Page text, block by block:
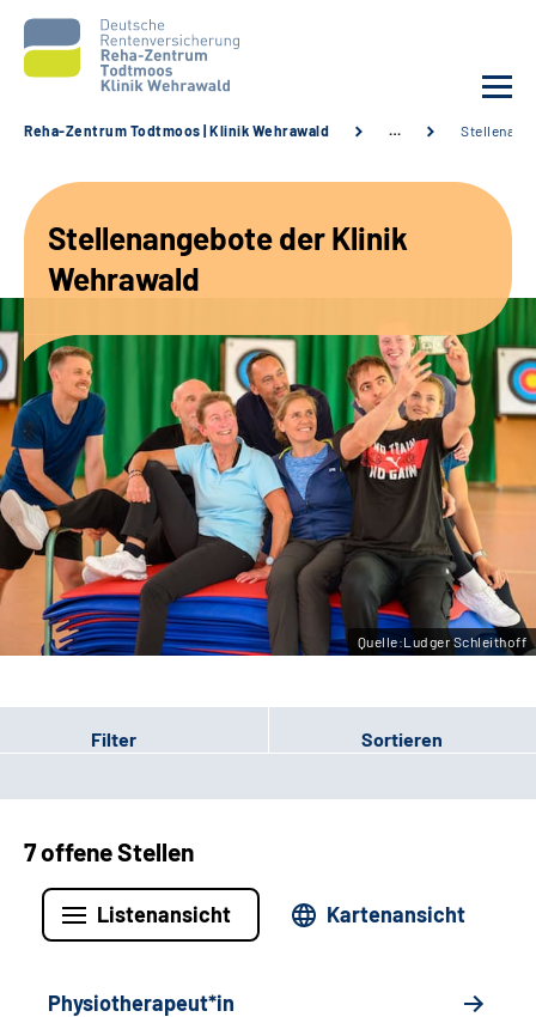
Unsere Angebote
Karriere
Sozialdienste & Zuweisende
Suche
Leichte Sprache
Gebärdensprache
Reha-Zentrum Todtmoos | Klinik Wehrawald …
Stellenangebote der Klinik
Wehrawald
Quelle:Ludger Schleithoff
Filter Sortieren
7 offene Stellen
Listenansicht Kartenansicht
Physiotherapeut*in